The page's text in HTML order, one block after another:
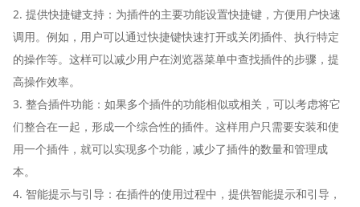
2. 提供快捷键支持：为插件的主要功能设置快捷键，方便用户快速
调用。例如，用户可以通过快捷键快速打开或关闭插件、执行特定
的操作等。这样可以减少用户在浏览器菜单中查找插件的步骤，提
高操作效率。
3. 整合插件功能：如果多个插件的功能相似或相关，可以考虑将它
们整合在一起，形成一个综合性的插件。这样用户只需要安装和使
用一个插件，就可以实现多个功能，减少了插件的数量和管理成
本。
4. 智能提示与引导：在插件的使用过程中，提供智能提示和引导，